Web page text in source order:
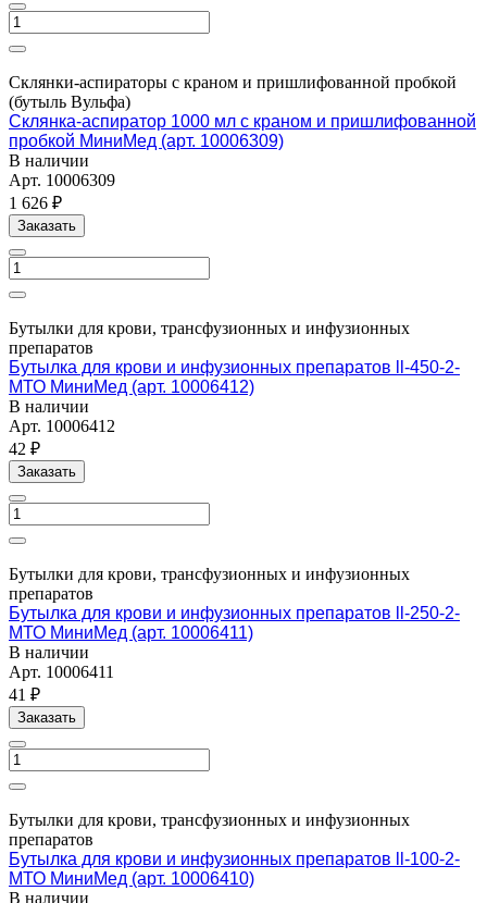
Склянки-аспираторы с краном и пришлифованной пробкой
(бутыль Вульфа)
Склянка-аспиратор 1000 мл с краном и пришлифованной
пробкой МиниМед (арт. 10006309)
В наличии
Арт. 10006309
1 626 ₽
Заказать
Бутылки для крови, трансфузионных и инфузионных
препаратов
Бутылка для крови и инфузионных препаратов ll-450-2-
МТО МиниМед (арт. 10006412)
В наличии
Арт. 10006412
42 ₽
Заказать
Бутылки для крови, трансфузионных и инфузионных
препаратов
Бутылка для крови и инфузионных препаратов ll-250-2-
МТО МиниМед (арт. 10006411)
В наличии
Арт. 10006411
41 ₽
Заказать
Бутылки для крови, трансфузионных и инфузионных
препаратов
Бутылка для крови и инфузионных препаратов ll-100-2-
МТО МиниМед (арт. 10006410)
В наличии